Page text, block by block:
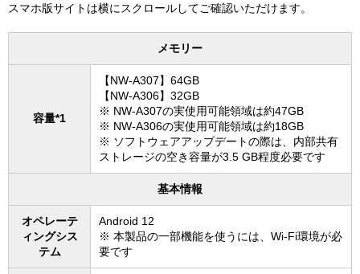
スマホ版サイトは横にスクロールしてご確認いただけます。
メモリー
容量*1
【NW-A307】64GB
【NW-A306】32GB
※ NW-A307の実使用可能領域は約47GB
※ NW-A306の実使用可能領域は約18GB
※ ソフトウェアアップデートの際は、内部共有
ストレージの空き容量が3.5 GB程度必要です
基本情報
オペレーテ
ィングシス
テム
Android 12
※ 本製品の一部機能を使うには、Wi-Fi環境が必
要です